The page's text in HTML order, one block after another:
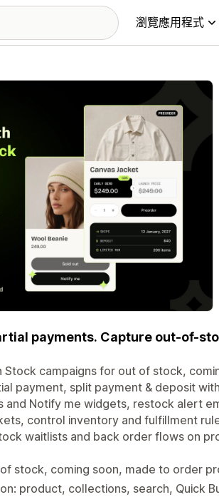
瀏覽應用程式
payments. Capture out-of-
campaigns for out of stock,
payment, split payment & deposit
Notify me widgets, restock alert
control inventory and fulfillment
waitlists and back order flows on
stock, coming soon, made to order
product, collections, search, Quick